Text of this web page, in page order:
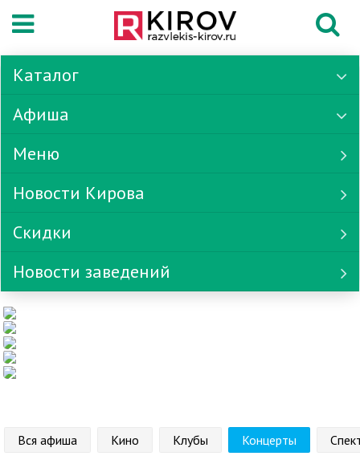
Каталог
Афиша
Меню
Новости Кирова
Скидки
Новости заведений
Вся афиша Кино Клубы Концерты